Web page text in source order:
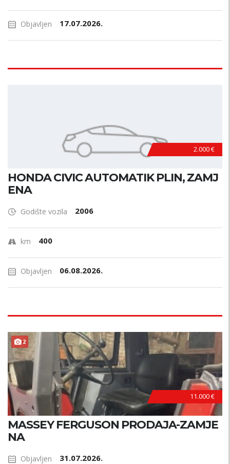
Objavljen 17.07.2026.
2.000 €
HONDA CIVIC AUTOMATIK PLIN, ZAMJ
ENA
Godište vozila 2006
km 400
Objavljen 06.08.2026.
2
11.000 €
MASSEY FERGUSON PRODAJA-ZAMJE
NA
Objavljen 31.07.2026.